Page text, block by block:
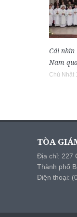
Cái nhìn
Nam
Chủ Nhật
TÒA
Địa chỉ: 227
Thành phố
Điện thoại: